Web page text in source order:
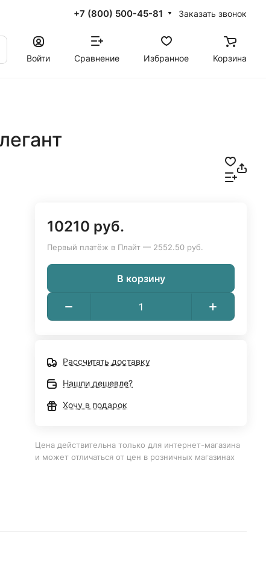
+7 (800) 500-45-81 Заказать звонок
Войти
Сравнение Избранное Корзина
10210 руб.
Первый платёж в Плайт — 2552.50 руб.
В корзину
Рассчитать доставку
Нашли дешевле?
Хочу в подарок
Цена действительна только для интернет-магазина
и может отличаться от цен в розничных магазинах